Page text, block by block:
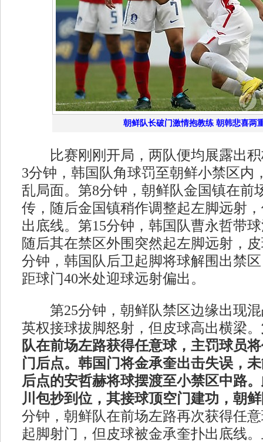
朝鲜队长破门激情抱教练 朝韩悲喜两
比赛刚刚开局，两队便均展露出积
3分钟，韩国队角球罚至朝鲜小禁区内
乱局面。第8分钟，朝鲜队金国镇在前
传，随后金国镇稍作调整起左脚远射
出底线。第15分钟，韩国队曹永哲带
随后其在禁区外围突然起左脚远射，
分钟，韩国队后卫起脚将球解围出禁
距球门40米处迎球远射偏出。
第25分钟，朝鲜队禁区边缘出现混
英权接球拔脚怒射，但皮球高出横梁。
队在前场左路获得任意球，主罚球员
门后点。韩国门将金承奎出击失误，
后点的安哲赫将球摆渡至小禁区中路
川包抄到位，其接球顶空门建功，朝
分钟，朝鲜队在前场左路再次获得任
起脚射门，但皮球被金承奎扑出底线